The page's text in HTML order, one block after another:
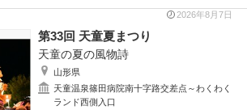
2026年8月7日
第33回 天童夏まつり
天童の夏の風物詩
山形県
天童温泉篠田病院南十字路交差点～わくわく
ランド西側入口